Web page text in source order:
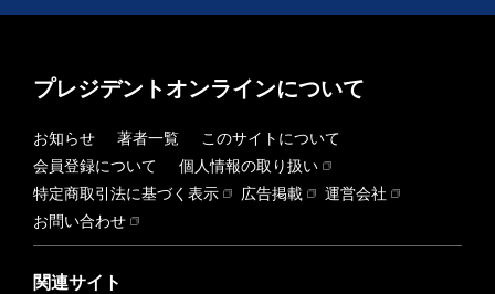
プレジデントオンラインについて
お知らせ 著者一覧
このサイトについて
会員登録について
個人情報の取り扱い
特定商取引法に基づく表示
広告掲載
運営会社
お問い合わせ
関連サイト